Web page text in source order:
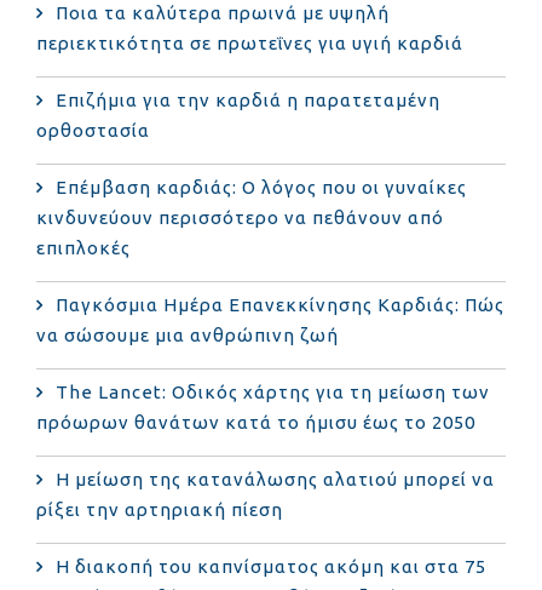
Ποια τα καλύτερα πρωινά με υψηλή
περιεκτικότητα σε πρωτεΐνες για υγιή καρδιά
Επιζήμια για την καρδιά η παρατεταμένη
ορθοστασία
Επέμβαση καρδιάς: Ο λόγος που οι γυναίκες
κινδυνεύουν περισσότερο να πεθάνουν από
επιπλοκές
Παγκόσμια Ημέρα Επανεκκίνησης Καρδιάς: Πώς
να σώσουμε μια ανθρώπινη ζωή
The Lancet: Οδικός χάρτης για τη μείωση των
πρόωρων θανάτων κατά το ήμισυ έως το 2050
Η μείωση της κατανάλωσης αλατιού μπορεί να
ρίξει την αρτηριακή πίεση
Η διακοπή του καπνίσματος ακόμη και στα 75